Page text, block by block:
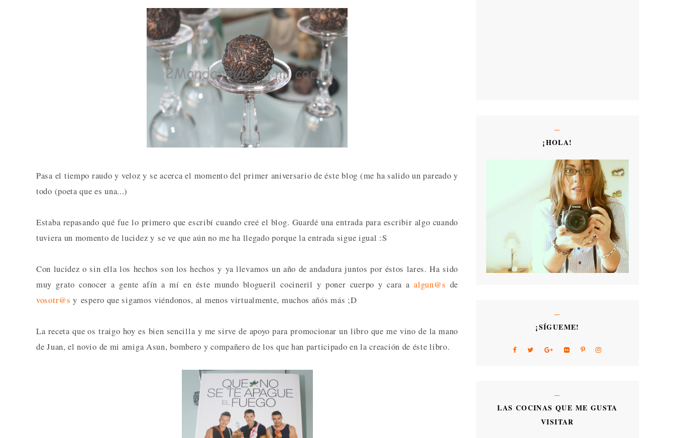
Pasa el tiempo raudo y veloz y se acerca el momento del primer aniversario de éste blog (me ha salido un pareado y
todo (poeta que es una...)
Estaba repasando qué fue lo primero que escribí cuando creé el blog. Guardé una entrada para escribir algo cuando
tuviera un momento de lucidez y se ve que aún no me ha llegado porque la entrada sigue igual :S
Con lucidez o sin ella los hechos son los hechos y ya llevamos un año de andadura juntos por éstos lares. Ha sido
muy grato conocer a gente afín a mí en éste mundo blogueril cocineril y poner cuerpo y cara aalgun@s de
vosotr@s y espero que sigamos viéndonos, al menos virtualmente, muchos añós más ;D
La receta que os traigo hoy es bien sencilla y me sirve de apoyo para promocionar un libro que me vino de la mano
de Juan, el novio de mi amiga Asun, bombero y compañero de los que han participado en la creación de éste libro.
¡HOLA!
¡SÍGUEME!
LAS COCINAS QUE ME GUSTA
VISITAR